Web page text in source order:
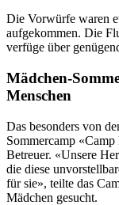
Die Vorwürfe waren
aufgekommen. Die
verfüge über
Mädchen-
Menschen
Das besonders von
Sommercamp
Betreuer. «Unsere
die diese
für sie», teilte das
Mädchen gesucht.